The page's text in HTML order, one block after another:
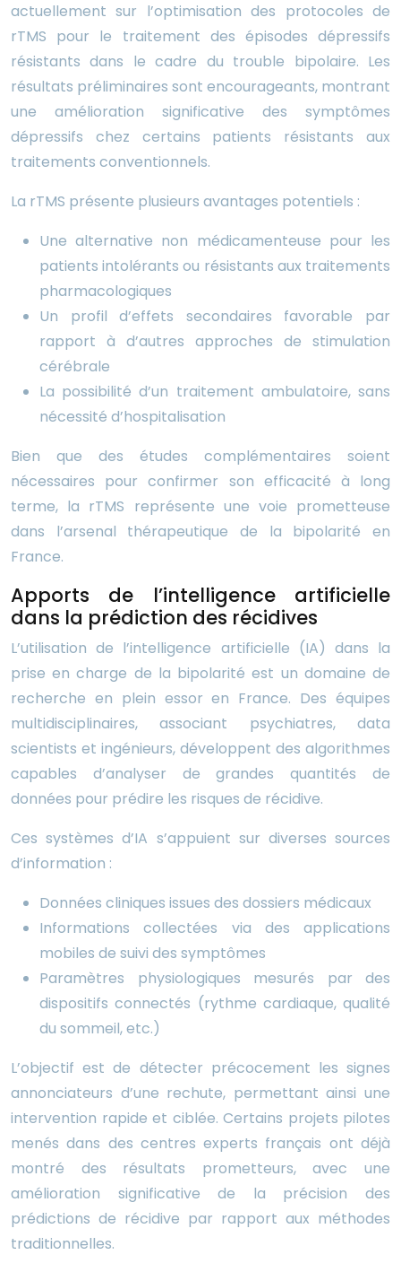
actuellement sur l’optimisation des protocoles de
rTMS pour le traitement des épisodes dépressifs
résistants dans le cadre du trouble bipolaire. Les
résultats préliminaires sont encourageants, montrant
une amélioration significative des symptômes
dépressifs chez certains patients résistants aux
traitements conventionnels.
La rTMS présente plusieurs avantages potentiels :
Une alternative non médicamenteuse pour les
patients intolérants ou résistants aux traitements
pharmacologiques
Un profil d’effets secondaires favorable par
rapport à d’autres approches de stimulation
cérébrale
La possibilité d’un traitement ambulatoire, sans
nécessité d’hospitalisation
Bien que des études complémentaires soient
nécessaires pour confirmer son efficacité à long
terme, la rTMS représente une voie prometteuse
dans l’arsenal thérapeutique de la bipolarité en
France.
Apports de l’intelligence artificielle
dans la prédiction des récidives
L’utilisation de l’intelligence artificielle (IA) dans la
prise en charge de la bipolarité est un domaine de
recherche en plein essor en France. Des équipes
multidisciplinaires, associant psychiatres, data
scientists et ingénieurs, développent des algorithmes
capables d’analyser de grandes quantités de
données pour prédire les risques de récidive.
Ces systèmes d’IA s’appuient sur diverses sources
d’information :
Données cliniques issues des dossiers médicaux
Informations collectées via des applications
mobiles de suivi des symptômes
Paramètres physiologiques mesurés par des
dispositifs connectés (rythme cardiaque, qualité
du sommeil, etc.)
L’objectif est de détecter précocement les signes
annonciateurs d’une rechute, permettant ainsi une
intervention rapide et ciblée. Certains projets pilotes
menés dans des centres experts français ont déjà
montré des résultats prometteurs, avec une
amélioration significative de la précision des
prédictions de récidive par rapport aux méthodes
traditionnelles.